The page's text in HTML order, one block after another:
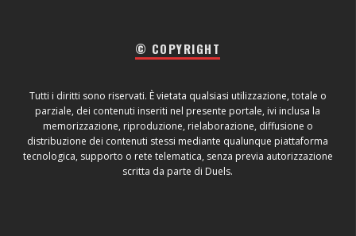
© COPYRIGHT
Tutti i diritti sono riservati. È vietata qualsiasi utilizzazione, totale o
parziale, dei contenuti inseriti nel presente portale, ivi inclusa la
memorizzazione, riproduzione, rielaborazione, diffusione o
distribuzione dei contenuti stessi mediante qualunque piattaforma
tecnologica, supporto o rete telematica, senza previa autorizzazione
scritta da parte di Duels.